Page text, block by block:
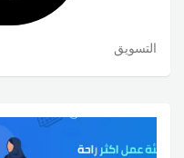
التسويق